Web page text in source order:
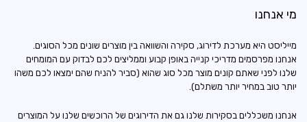
מי אנחנו
מייליסט היא מערכת לדירוג, סקירה והשוואה בין מוצרים שונים מכל הסוגים.
אנחנו מפרסמים מדריכי קנייה באופן קבוע וממליצים לכם לבדוק עם המומחים
שלנו לפני שאתם קונים מוצר מכל סוג שהוא (סביר להניח שהם ימצאו לכם משהו
יותר טוב במחיר יותר משתלם).
אנחנו משכללים בסקירות שלנו גם את הדירוגים של הרוכשים שלנו על המוצרים